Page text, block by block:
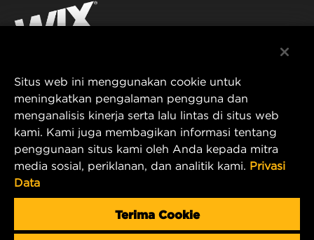
PRODUK UNTUK BALAP
KONTAK
PRIVASI DATA
PEMBERITAHUAN LEGAL
TERBITAN
Instagram
PT MANN AND HUMMEL Filtration Indonesia
Puri Indah Financial Tower, Unit 107
Jl. Puri Lingkar Dalam, RT01/RW02
Kembangan Selatan
Kecamatan Kembangan
West Jakarta 11610, Indonesia
wix_filters_asia@mann-hummel.com
Situs web ini menggunakan cookie untuk
meningkatkan pengalaman pengguna dan
menganalisis kinerja serta lalu lintas di situs web
kami. Kami juga membagikan informasi tentang
penggunaan situs kami oleh Anda kepada mitra
media sosial, periklanan, dan analitik kami. Privasi
Data
Terima Cookie